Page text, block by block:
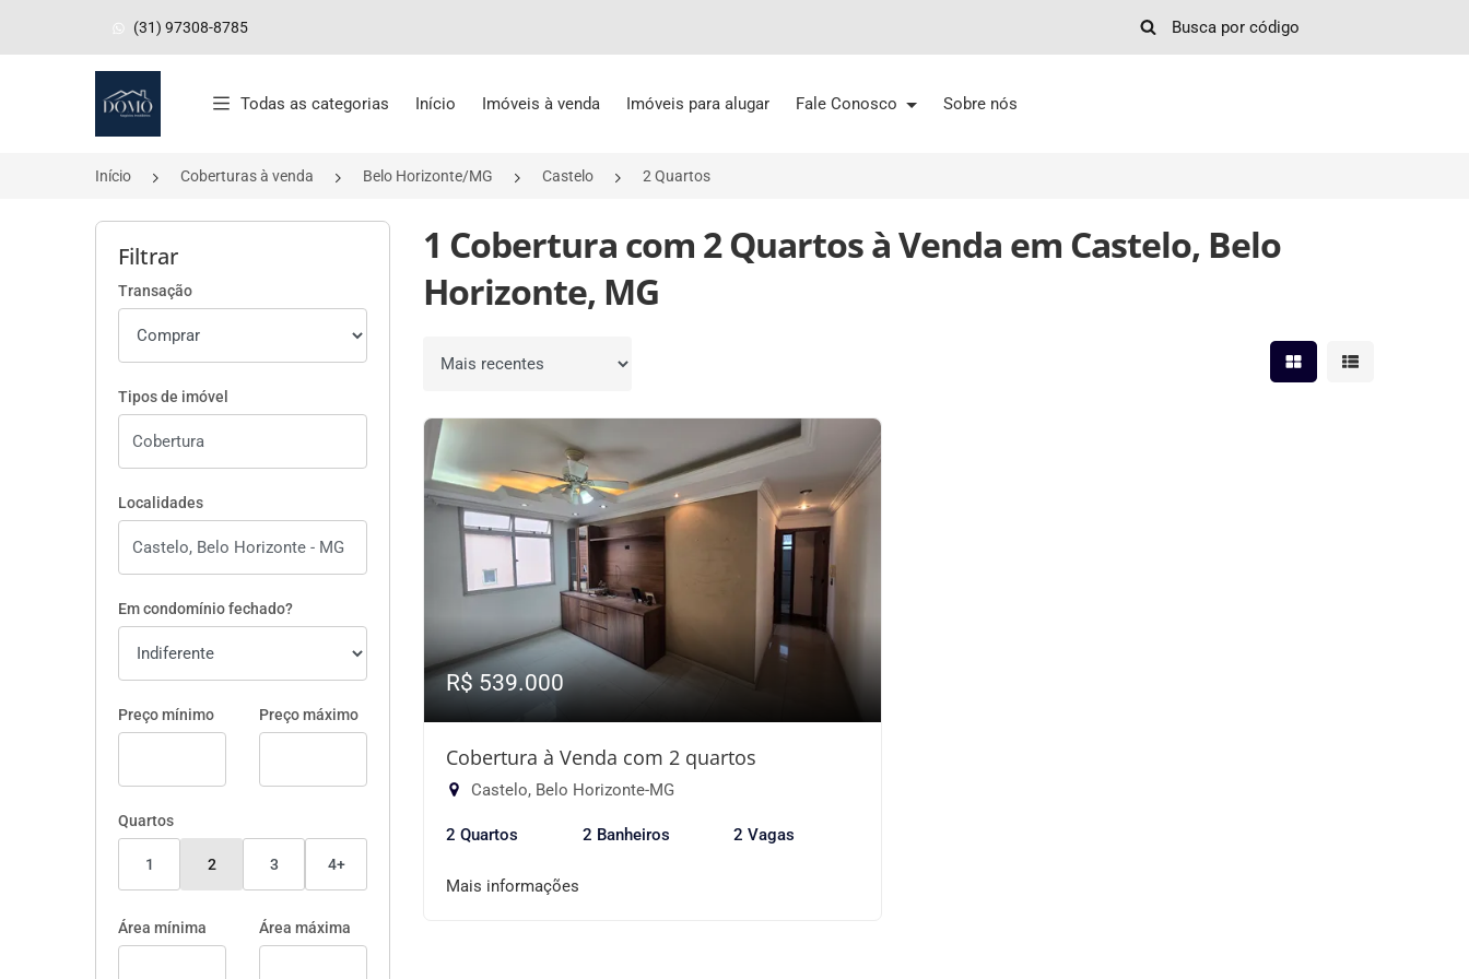
(31) 97308-8785
Página inicial
Todas as categorias Início Imóveis à venda Imóveis para alugar Fale Conosco Sobre nós
Início Coberturas à venda Belo Horizonte/MG Castelo 2 Quartos
Filtrar
Transação
Tipos de imóvel
Localidades
Em condomínio fechado?
Preço mínimo Preço máximo
Quartos
1 2 3 4+
Área mínima Área máxima
1 Cobertura com 2 Quartos à Venda em Castelo, Belo
Horizonte, MG
Ordenar por Mostrar resultados em
Mostrar
R$ 539.000
Cobertura à Venda com 2 quartos
Castelo, Belo Horizonte-MG
2 Quartos 2 Banheiros 2 Vagas
Mais informações